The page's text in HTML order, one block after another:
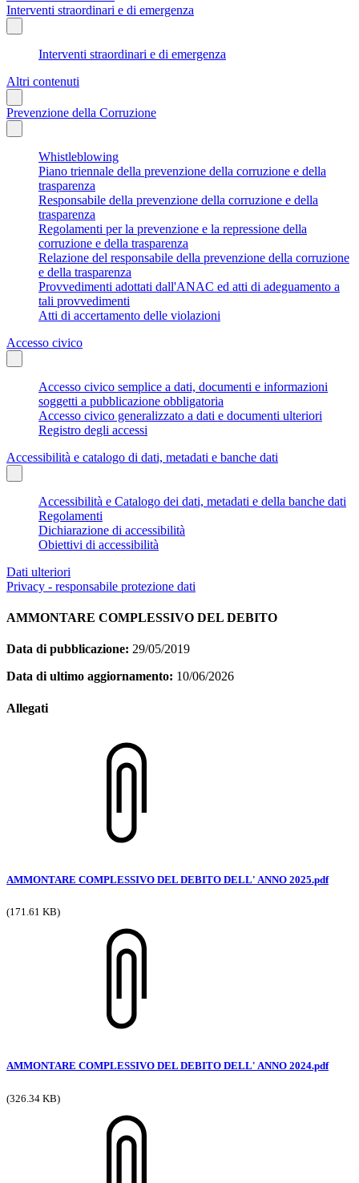
Interventi straordinari e di emergenza
Interventi straordinari e di emergenza
Altri contenuti
Prevenzione della Corruzione
Whistleblowing
Piano triennale della prevenzione della corruzione e della
trasparenza
Responsabile della prevenzione della corruzione e della
trasparenza
Regolamenti per la prevenzione e la repressione della
corruzione e della trasparenza
Relazione del responsabile della prevenzione della corruzione
e della trasparenza
Provvedimenti adottati dall'ANAC ed atti di adeguamento a
tali provvedimenti
Atti di accertamento delle violazioni
Accesso civico
Accesso civico semplice a dati, documenti e informazioni
soggetti a pubblicazione obbligatoria
Accesso civico generalizzato a dati e documenti ulteriori
Registro degli accessi
Accessibilità e catalogo di dati, metadati e banche dati
Accessibilità e Catalogo dei dati, metadati e della banche dati
Regolamenti
Dichiarazione di accessibilità
Obiettivi di accessibilità
Dati ulteriori
Privacy - responsabile protezione dati
AMMONTARE COMPLESSIVO DEL DEBITO
Data di pubblicazione: 29/05/2019
Data di ultimo aggiornamento: 10/06/2026
Allegati
AMMONTARE COMPLESSIVO DEL DEBITO DELL' ANNO 2025.pdf
(171.61 KB)
AMMONTARE COMPLESSIVO DEL DEBITO DELL' ANNO 2024.pdf
(326.34 KB)